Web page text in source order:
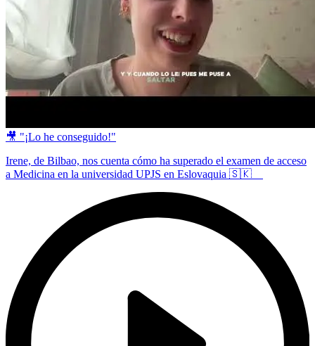
🎥 "¡Lo he conseguido!"
Irene, de Bilbao, nos cuenta cómo ha superado el examen de acceso
a Medicina en la universidad UPJS en Eslovaquia 🇸🇰 ⠀